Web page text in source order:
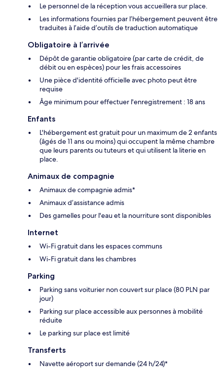
Le personnel de la réception vous accueillera sur place.
Les informations fournies par l’hébergement peuvent être
traduites à l’aide d’outils de traduction automatique
Obligatoire à l’arrivée
Dépôt de garantie obligatoire (par carte de crédit, de
débit ou en espèces) pour les frais accessoires
Une pièce d'identité officielle avec photo peut être
requise
Âge minimum pour effectuer l'enregistrement : 18 ans
Enfants
L'hébergement est gratuit pour un maximum de 2 enfants
(âgés de 11 ans ou moins) qui occupent la même chambre
que leurs parents ou tuteurs et qui utilisent la literie en
place.
Animaux de compagnie
Animaux de compagnie admis*
Animaux d’assistance admis
Des gamelles pour l'eau et la nourriture sont disponibles
Internet
Wi-Fi gratuit dans les espaces communs
Wi-Fi gratuit dans les chambres
Parking
Parking sans voiturier non couvert sur place (80 PLN par
jour)
Parking sur place accessible aux personnes à mobilité
réduite
Le parking sur place est limité
Transferts
Navette aéroport sur demande (24 h/24)*